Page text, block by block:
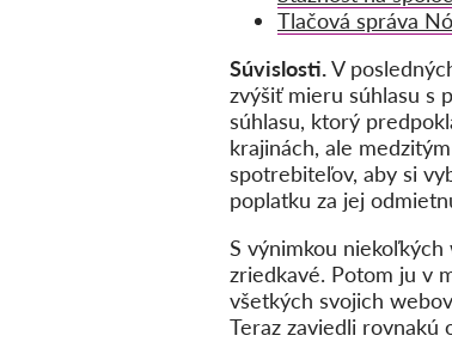
Tlačová správa
Súvislosti.V
zvýšiť mieru súhlasu s
súhlasu, ktorý
krajinách, ale
spotrebiteľov, aby si
poplatku za jej
S výnimkou
zriedkavé. Potom ju v
všetkých svojich
Teraz zaviedli rovnakú